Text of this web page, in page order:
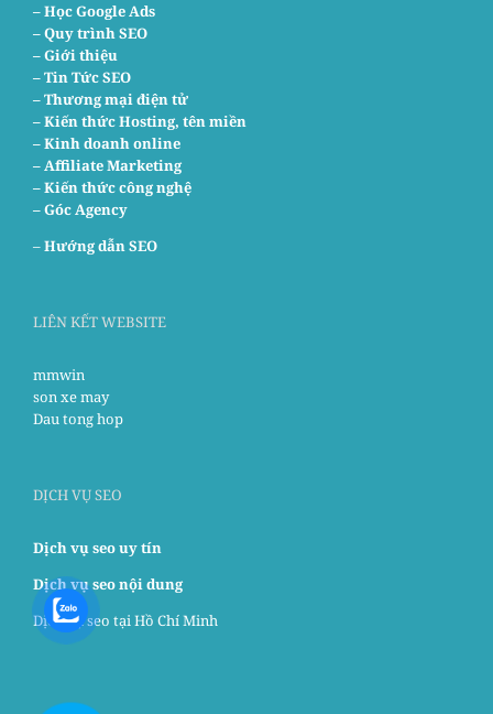
–Học Google Ads
– Quy trình SEO
– Giới thiệu
– Tin Tức SEO
– Thương mại điện tử
– Kiến thức Hosting, tên miền
– Kinh doanh online
– Affiliate Marketing
– Kiến thức công nghệ
– Góc Agency
–Hướng dẫn SEO
LIÊN KẾT WEBSITE
mmwin
son xe may
Dau tong hop
DỊCH VỤ SEO
Dịch vụ seo uy tín
Dịch vụ seo nội dung
Dịch vụ seo tại Hồ Chí Minh